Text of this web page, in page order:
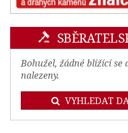
Bohužel, žádné blížící se
nalezeny.
VYHLEDAT